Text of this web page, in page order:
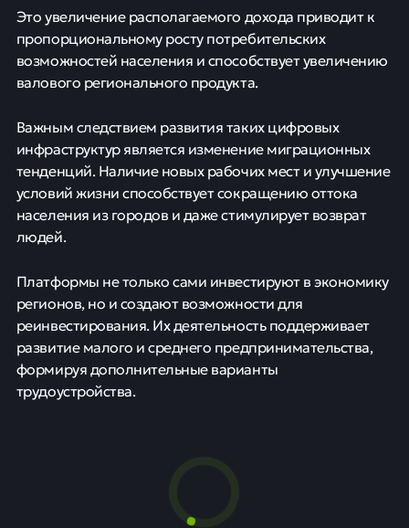
Это увеличение располагаемого дохода приводит к
пропорциональному росту потребительских
возможностей населения и способствует увеличению
валового регионального продукта.
Важным следствием развития таких цифровых
инфраструктур является изменение миграционных
тенденций. Наличие новых рабочих мест и улучшение
условий жизни способствует сокращению оттока
населения из городов и даже стимулирует возврат
людей.
Платформы не только сами инвестируют в экономику
регионов, но и создают возможности для
реинвестирования. Их деятельность поддерживает
развитие малого и среднего предпринимательства,
формируя дополнительные варианты
трудоустройства.